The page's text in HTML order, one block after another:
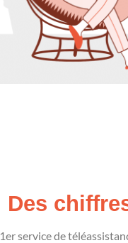
Des
1er service de